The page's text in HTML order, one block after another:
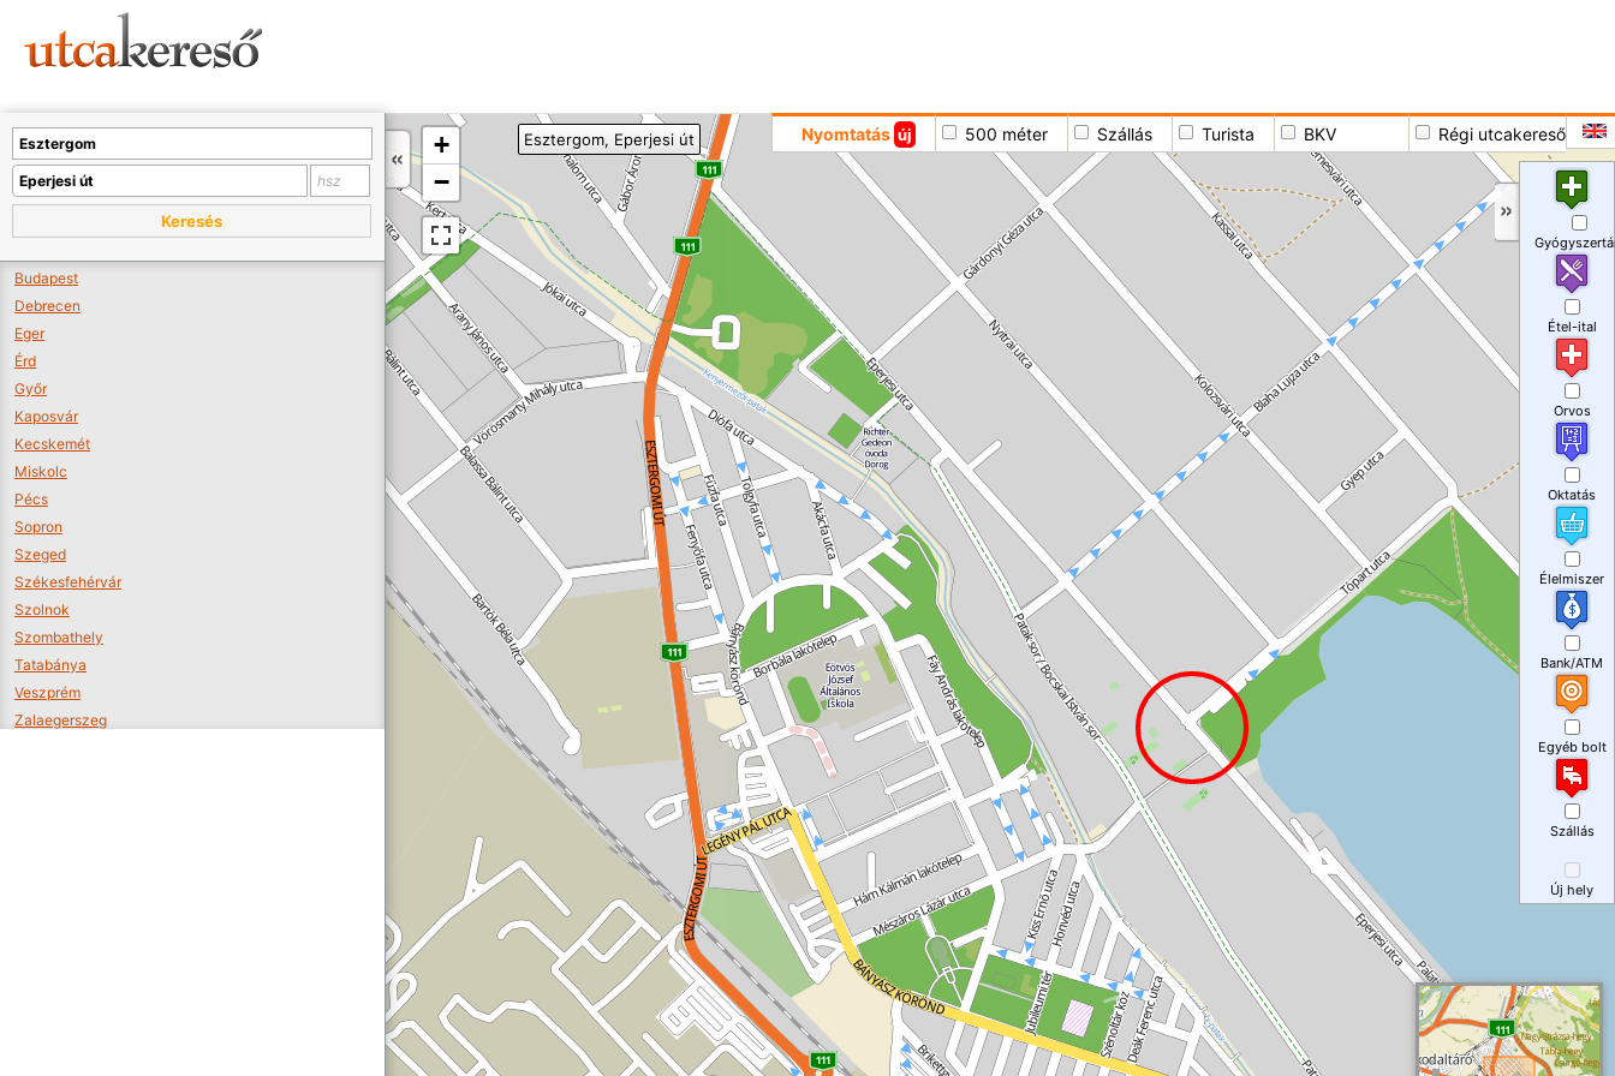
+
−
Nyomtatás új 500 méter Szállás Turista BKV Régi utcakereső
Esztergom, Eperjesi út
Keresés
Budapest
Debrecen
Eger
Érd
Győr
Kaposvár
Kecskemét
Miskolc
Pécs
Sopron
Szeged
Székesfehérvár
Szolnok
Szombathely
Tatabánya
Veszprém
Zalaegerszeg
Étel-ital
Orvos
Oktatás
Élelmiszer
Bank/ATM
Egyéb bolt
Szállás
Új hely
A térképet kicsinyíteni kell, hogy látszódjanak a boltok.
Boltok látszódjanak >>